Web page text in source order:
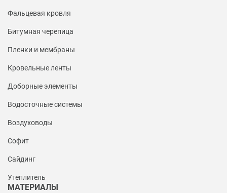
Фальцевая кровля
Битумная черепица
Пленки и мембраны
Кровельные ленты
Доборные элементы
Водосточные системы
Воздуховоды
Софит
Сайдинг
Утеплитель
МАТЕРИАЛЫ